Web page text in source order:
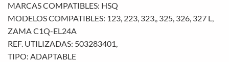
MARCAS COMPATIBLES: HSQ
MODELOS COMPATIBLES: 123, 223, 323,, 325, 326, 327 L,
ZAMA C1Q-EL24A
REF. UTILIZADAS: 503283401,
TIPO: ADAPTABLE